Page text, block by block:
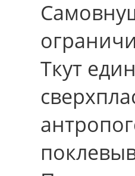
Ткут